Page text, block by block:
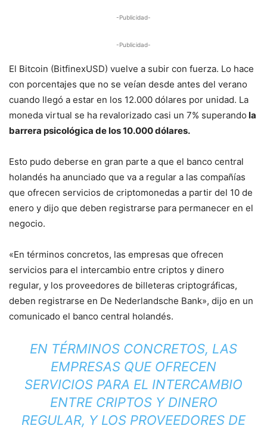
-Publicidad-
-Publicidad-
El Bitcoin (BitfinexUSD) vuelve a subir con fuerza. Lo hace
con porcentajes que no se veían desde antes del verano
cuando llegó a estar en los 12.000 dólares por unidad. La
moneda virtual se ha revalorizado casi un 7% superando la
barrera psicológica de los 10.000 dólares.
Esto pudo deberse en gran parte a que el banco central
holandés ha anunciado que va a regular a las compañías
que ofrecen servicios de criptomonedas a partir del 10 de
enero y dijo que deben registrarse para permanecer en el
negocio.
«En términos concretos, las empresas que ofrecen
servicios para el intercambio entre criptos y dinero
regular, y los proveedores de billeteras criptográficas,
deben registrarse en De Nederlandsche Bank», dijo en un
comunicado el banco central holandés.
EN TÉRMINOS CONCRETOS, LAS
EMPRESAS QUE OFRECEN
SERVICIOS PARA EL INTERCAMBIO
ENTRE CRIPTOS Y DINERO
REGULAR, Y LOS PROVEEDORES DE